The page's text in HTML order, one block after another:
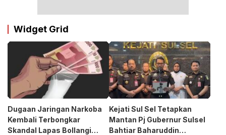
Widget Grid
Dugaan Jaringan Narkoba
Kembali Terbongkar
Skandal Lapas Bollangi
Kejati Sul Sel Tetapkan
Mantan Pj Gubernur Sulsel
Bahtiar Baharuddin